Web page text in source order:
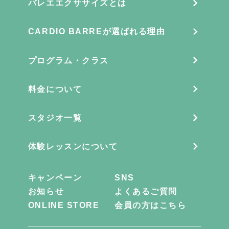
バレエエクササイズとは
CARDIO BARREが選ばれる理由
プログラム・クラス
料金について
スタジオ一覧
体験レッスンについて
キャンペーン
SNS
お知らせ
よくあるご質問
ONLINE STORE
会員の方はこちら